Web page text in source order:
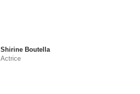
Shirine Boutella
Actrice